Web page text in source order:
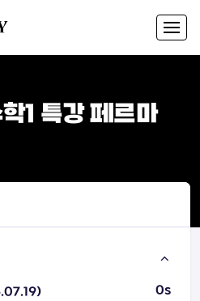
1 특강 페르마
0s